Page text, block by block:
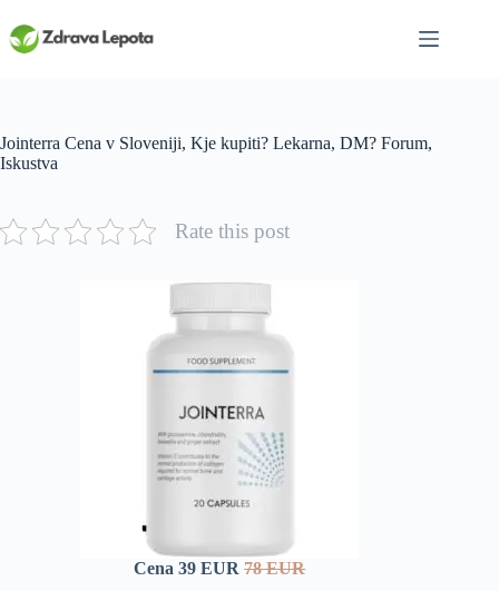
to
content
Jointerra Cena v Sloveniji, Kje kupiti? Lekarna, DM? Forum,
Iskustva
Rate this post
Cena 39 EUR78 EUR